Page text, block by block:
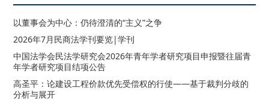
以董事会为中心：仍待澄清的“主义”之争
2026年7月民商法学刊要览|学刊
中国法学会民法学研究会2026年青年学者研究项目申报暨往届青
年学者研究项目结项公告
高圣平：论建设工程价款优先受偿权的行使——基于裁判分歧的
分析与展开